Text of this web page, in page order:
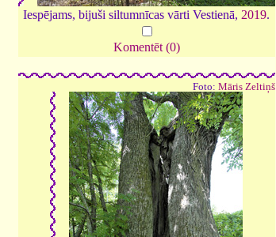
Iespējams, bijuši siltumnīcas vārti Vestienā, 2019.
Komentēt (0)
Foto: Māris Zeltiņš